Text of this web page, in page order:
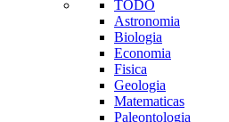
TODO
Astronomia
Biologia
Economia
Fisica
Geologia
Matematicas
Paleontologia